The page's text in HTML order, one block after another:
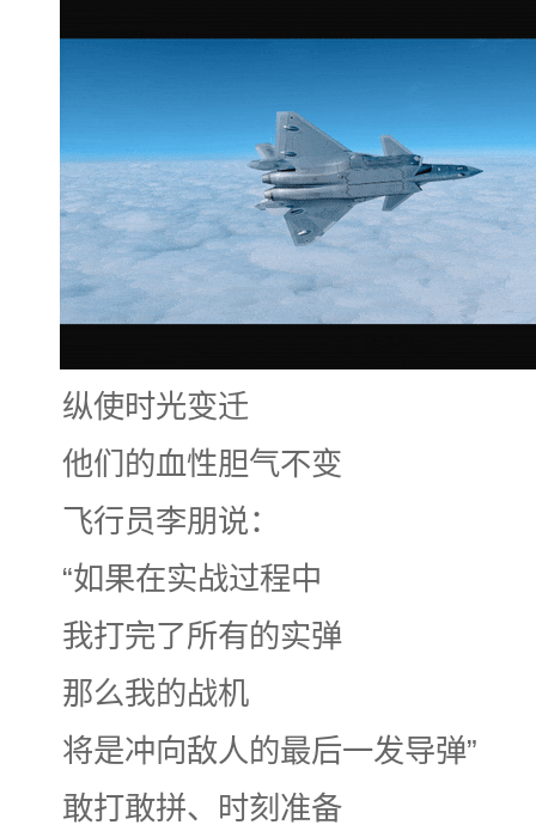
纵使时光变迁
他们的血性胆气不变
飞行员李朋说：
“如果在实战过程中
我打完了所有的实弹
那么我的战机
将是冲向敌人的最后一发导弹”
敢打敢拼、时刻准备